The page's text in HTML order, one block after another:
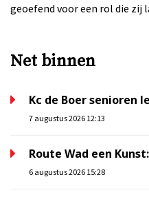
geoefend voor een rol die zij
Net binnen
Kc de Boer senioren
7 augustus 2026 12:13
Route Wad een
6 augustus 2026 15:28